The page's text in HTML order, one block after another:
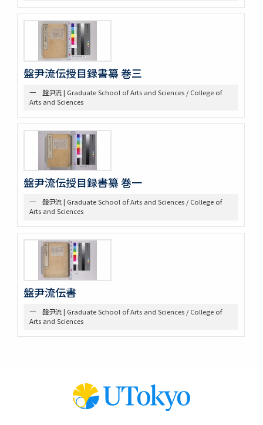
盤尹流伝授目録書纂 巻三
一 盤尹流 | Graduate School of Arts and Sciences / College of
Arts and Sciences
盤尹流伝授目録書纂 巻一
一 盤尹流 | Graduate School of Arts and Sciences / College of
Arts and Sciences
盤尹流伝書
一 盤尹流 | Graduate School of Arts and Sciences / College of
Arts and Sciences